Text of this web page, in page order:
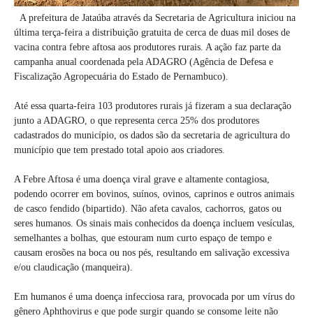
A prefeitura de Jataúba através da Secretaria de Agricultura iniciou na
última terça-feira a distribuição gratuita de cerca de duas mil doses de
vacina contra febre aftosa aos produtores rurais. A ação faz parte da
campanha anual coordenada pela ADAGRO (Agência de Defesa e
Fiscalização Agropecuária do Estado de Pernambuco).
Até essa quarta-feira 103 produtores rurais já fizeram a sua declaração
junto a ADAGRO, o que representa cerca 25% dos produtores
cadastrados do município, os dados são da secretaria de agricultura do
município que tem prestado total apoio aos criadores.
A Febre Aftosa é uma doença viral grave e altamente contagiosa,
podendo ocorrer em bovinos, suínos, ovinos, caprinos e outros animais
de casco fendido (bipartido). Não afeta cavalos, cachorros, gatos ou
seres humanos. Os sinais mais conhecidos da doença incluem vesículas,
semelhantes a bolhas, que estouram num curto espaço de tempo e
causam erosões na boca ou nos pés, resultando em salivação excessiva
e/ou claudicação (manqueira).
Em humanos é uma doença infecciosa rara, provocada por um vírus do
gênero Aphthovirus e que pode surgir quando se consome leite não